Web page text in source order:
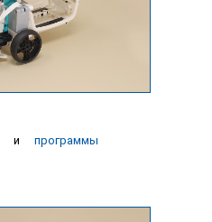
и программы